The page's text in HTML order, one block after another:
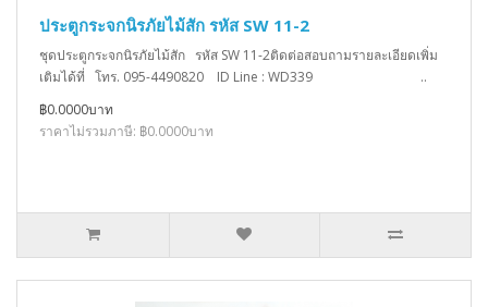
ประตูกระจกนิรภัยไม้สัก รหัส SW 11-2
ชุดประตูกระจกนิรภัยไม้สัก รหัส SW 11-2ติดต่อสอบถามรายละเอียดเพิ่ม
เติมได้ที่ โทร. 095-4490820 ID Line : WD339 ..
฿0.0000บาท
ราคาไม่รวมภาษี: ฿0.0000บาท